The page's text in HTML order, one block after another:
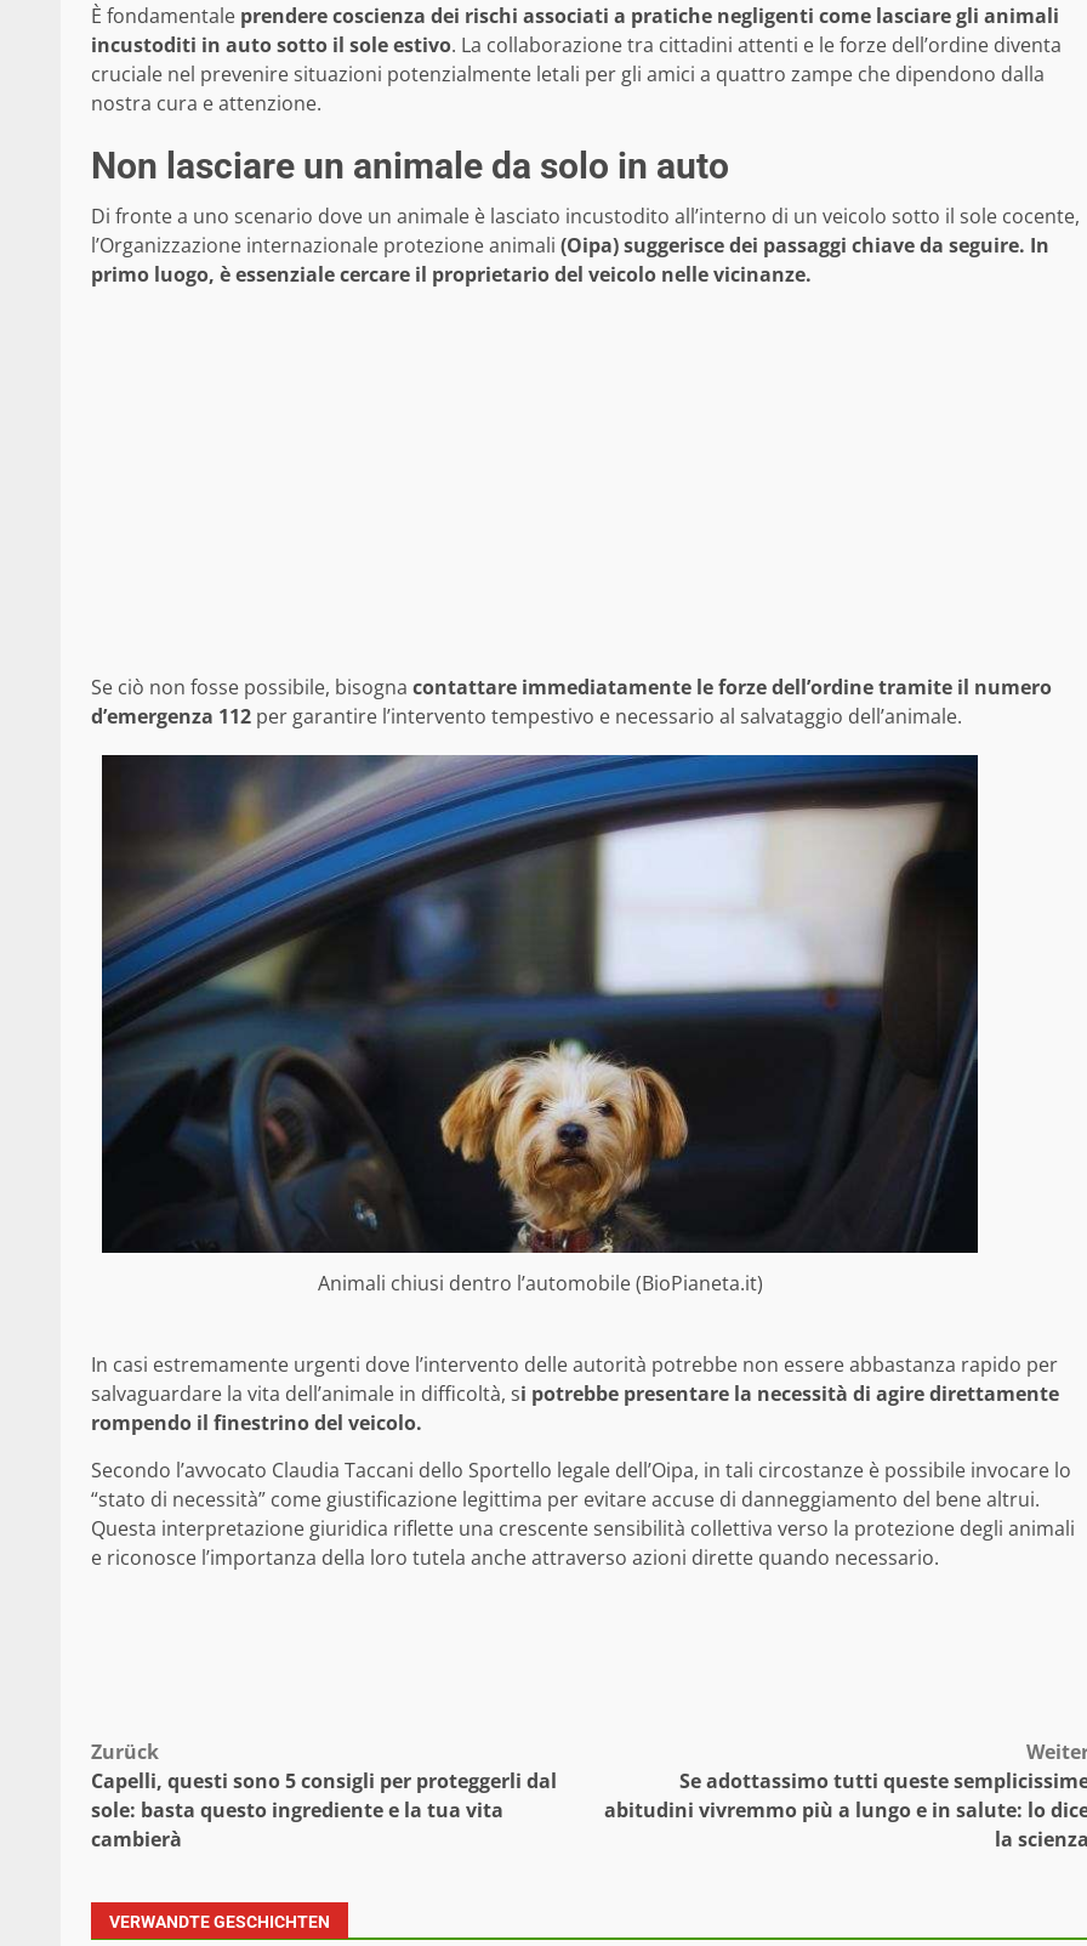
È fondamentale prendere coscienza dei rischi associati a pratiche negligenti come lasciare gli animali
incustoditi in auto sotto il sole estivo. La collaborazione tra cittadini attenti e le forze dell’ordine diventa
cruciale nel prevenire situazioni potenzialmente letali per gli amici a quattro zampe che dipendono dalla
nostra cura e attenzione.
Non lasciare un animale da solo in auto
Di fronte a uno scenario dove un animale è lasciato incustodito all’interno di un veicolo sotto il sole cocente,
l’Organizzazione internazionale protezione animali (Oipa) suggerisce dei passaggi chiave da seguire. In
primo luogo, è essenziale cercare il proprietario del veicolo nelle vicinanze.
Se ciò non fosse possibile, bisogna contattare immediatamente le forze dell’ordine tramite il numero
d’emergenza 112 per garantire l’intervento tempestivo e necessario al salvataggio dell’animale.
Animali chiusi dentro l’automobile (BioPianeta.it)
In casi estremamente urgenti dove l’intervento delle autorità potrebbe non essere abbastanza rapido per
salvaguardare la vita dell’animale in difficoltà, si potrebbe presentare la necessità di agire direttamente
rompendo il finestrino del veicolo.
Secondo l’avvocato Claudia Taccani dello Sportello legale dell’Oipa, in tali circostanze è possibile invocare lo
“stato di necessità” come giustificazione legittima per evitare accuse di danneggiamento del bene altrui.
Questa interpretazione giuridica riflette una crescente sensibilità collettiva verso la protezione degli animali
e riconosce l’importanza della loro tutela anche attraverso azioni dirette quando necessario.
Beitragsnavigation
Zurück
Capelli, questi sono 5 consigli per proteggerli dal
sole: basta questo ingrediente e la tua vita
cambierà
Se adottassimo tutti queste
abitudini vivremmo più a lungo e in salute: lo
la
VERWANDTE GESCHICHTEN